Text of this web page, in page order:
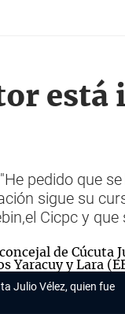
está
pedido que
sigue su
Cicpc y
Julio Vélez, quien fue